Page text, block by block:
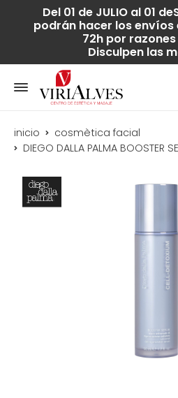
Del 01 de JULIO al 01
podrán hacer los envíos
72h por
Disculpen las
inicio
cosmètica facial